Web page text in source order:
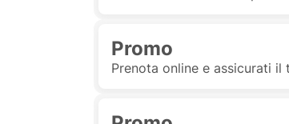
Promo
Prenota online e assicurati